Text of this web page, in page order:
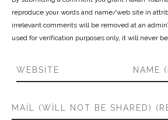
reproduce your words and name/web site in
irrelevant comments will be removed at an
used for verification purposes only, it will never